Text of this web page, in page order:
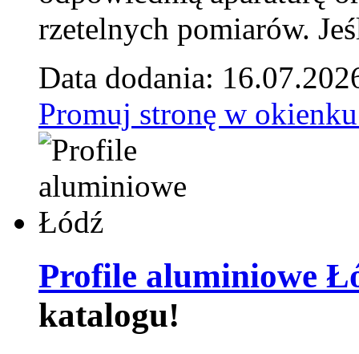
rzetelnych pomiarów.
Data dodania:
Promuj stronę w
Profile aluminiowe
katalogu!